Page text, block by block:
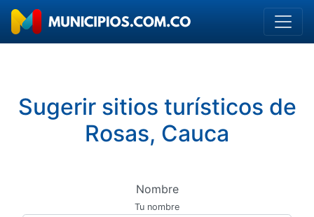
Sugerir sitios turísticos de
Rosas, Cauca
Nombre
Tu nombre